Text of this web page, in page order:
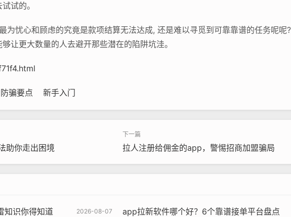
试的。
为忧心和顾虑的究竟是款项结算无法达成, 还是难以寻觅到可靠靠谱的任务呢呢
让更大数量的人去避开那些潜在的陷阱坑洼。
防骗要点 新手入门
助你走出困境 拉人注册给佣金的app，警惕招商加盟骗局
2026-08-07
知识你得知道 app拉新软件哪个好？6个靠谱接单平台盘点